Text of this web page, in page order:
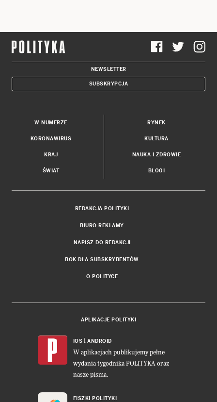
NEWSLETTER
SUBSKRYPCJA
W NUMERZE
KORONAWIRUS
KRAJ
ŚWIAT
RYNEK
KULTURA
NAUKA I ZDROWIE
BLOGI
REDAKCJA POLITYKI
BIURO REKLAMY
NAPISZ DO REDAKCJI
BOK DLA SUBSKRYBENTÓW
O POLITYCE
APLIKACJE POLITYKI
IOS i ANDROID
W aplikacjach publikujemy pełne
wydania tygodnika POLITYKA oraz
nasze pisma.
FISZKI POLITYKI